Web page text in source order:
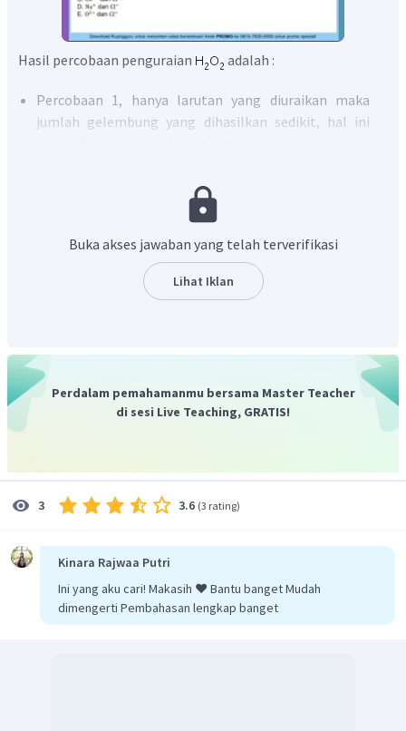
Hasil percobaan penguraian adalah :
Percobaan 1, hanya larutan yang diuraikan maka
jumlah gelembung yang dihasilkan sedikit, hal ini
banyak gelembung gas, hal ini menunjukkan lajunya
semakin cepat. Laju reaksi yang betambah maka
.
ditambah dengan NaCl dihasilkan
sedikit gelembung gas, sehingga NaCl bukan katalis
Percobaan 4,
ihasilkan
banyak gelembung gas, hal ini menunjukkan lajunya
semakin cepat. Laju reaksi yang betambah maka
Sehingga zat yang berfungsi sebagai katalis adalah
dan
Buka akses jawaban yang telah terverifikasi
Lihat Iklan
Perdalam pemahamanmu bersama Master Teacher
di sesi Live Teaching, GRATIS!
3 3.6 (3 rating)
Kinara Rajwaa Putri
Ini yang aku cari! Makasih ❤️ Bantu banget Mudah
dimengerti Pembahasan lengkap banget